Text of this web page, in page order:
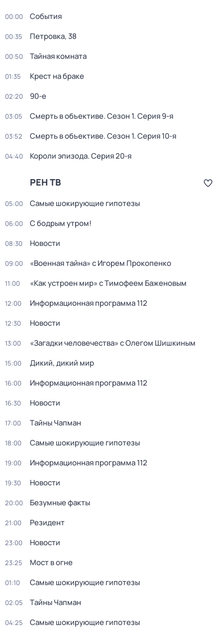
00:00 События
00:35 Петровка, 38
00:50 Тайная комната
01:35 Крест на браке
02:20 90-е
03:05 Смерть в объективе. Сезон 1. Серия 9-я
03:52 Смерть в объективе. Сезон 1. Серия 10-я
04:40 Короли эпизода. Серия 20-я
РЕН ТВ
05:00 Самые шoкиpующие гипотезы
06:00 С бодрым утром!
08:30 Новости
09:00 «Военная тайна» с Игорем Прокопенко
11:00 «Как устроен мир» с Тимофеем Баженовым
12:00 Информационная программа 112
12:30 Новости
13:00 «Загадки человечества» с Олегом Шишкиным
15:00 Дикий, дикий мир
16:00 Информационная программа 112
16:30 Новости
17:00 Тaйны Чапман
18:00 Самые шoкиpующие гипотезы
19:00 Информационная программа 112
19:30 Новости
20:00 Безумные факты
21:00 Резидент
23:00 Новости
23:25 Мост в огне
01:10 Самые шoкиpующие гипотезы
02:05 Тaйны Чапман
04:25 Самые шoкиpующие гипотезы